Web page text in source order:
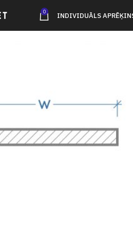
0 INDIVIDUĀLS